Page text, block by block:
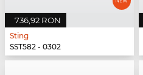
736,92 RON
Sting
SST582 - 0302